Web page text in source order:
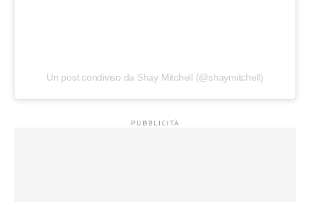
Un post condiviso da Shay Mitchell (@shaymitchell)